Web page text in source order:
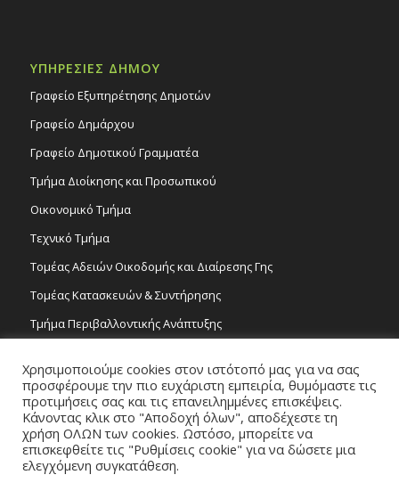
ΥΠΗΡΕΣΙΕΣ ΔΗΜΟΥ
Γραφείο Εξυπηρέτησης Δημοτών
Γραφείο Δημάρχου
Γραφείο Δημοτικού Γραμματέα
Τμήμα Διοίκησης και Προσωπικού
Οικονομικό Τμήμα
Τεχνικό Τμήμα
Τομέας Αδειών Οικοδομής και Διαίρεσης Γης
Τομέας Κατασκευών & Συντήρησης
Τμήμα Περιβαλλοντικής Ανάπτυξης
Τομέας Γραμμάτων και Τεχνών
Τροχονομία
Χρησιμοποιούμε cookies στον ιστότοπό μας για να σας
προσφέρουμε την πιο ευχάριστη εμπειρία, θυμόμαστε τις
προτιμήσεις σας και τις επανειλημμένες επισκέψεις.
Κάνοντας κλικ στο "Αποδοχή όλων", αποδέχεστε τη
χρήση ΟΛΩΝ των cookies. Ωστόσο, μπορείτε να
επισκεφθείτε τις "Ρυθμίσεις cookie" για να δώσετε μια
ελεγχόμενη συγκατάθεση.